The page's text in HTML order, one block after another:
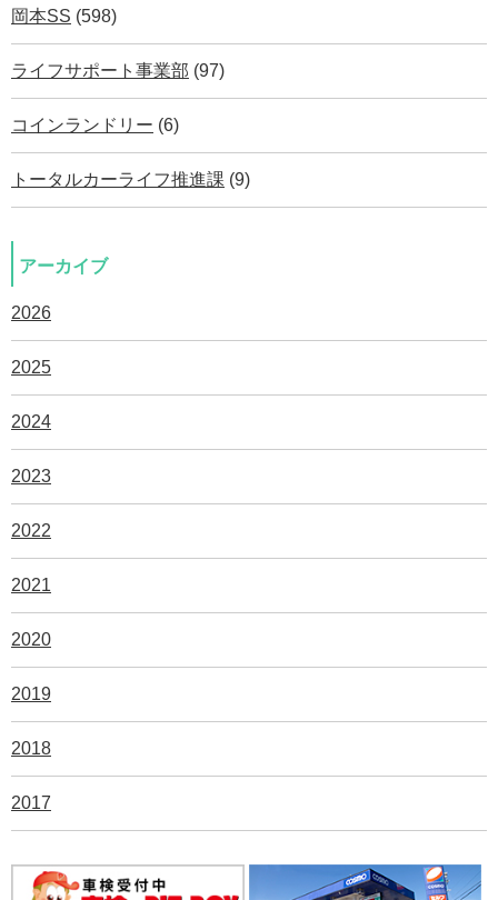
岡本SS (598)
ライフサポート事業部 (97)
コインランドリー (6)
トータルカーライフ推進課 (9)
アーカイブ
2026
2025
2024
2023
2022
2021
2020
2019
2018
2017